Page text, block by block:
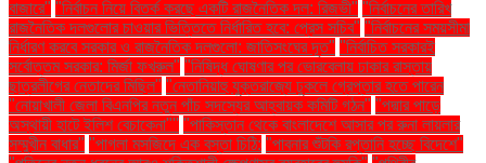
বাজারে" "নির্বাচন নিয়ে বিতর্ক করছে একটি রাজনৈতিক দল: রিজভী" "নির্বাচনের তারিখ
রাজনৈতিক দলগুলোর চাওয়ার ভিত্তিতে নির্ধারিত হবে: প্রেস সচিব" "নির্বাচনের সময়সীমা
নির্ধারণ করবে সরকার ও রাজনৈতিক দলগুলো: জাতিসংঘের দূত" "নির্বাচিত সরকারই
সর্বোত্তম সরকার: মির্জা ফখরুল" "নিষিদ্ধ ঘোষণার পর ভোরবেলায় ঢাকার রাস্তায়
ছাত্রলীগের নেতাদের মিছিল" "নেতানিয়াহু যুক্তরাজ্যে ঢুকলে গ্রেপ্তার হতে পারেন
"নোয়াখালী জেলা বিএনপির নতুন পাঁচ সদস্যের আহ্বায়ক কমিটি গঠন" "পদ্মার পাড়ে
অস্থায়ী হাটে ইলিশ বেচাকেনা"'' "পাকিস্তান থেকে বাংলাদেশে আসার পর রুনা লায়লার
সম্মুখীন বাধার" "পাগলা মসজিদে এক বস্তা চিঠি: "পাবনার শুঁটকি রপ্তানি হচ্ছে বিদেশে"